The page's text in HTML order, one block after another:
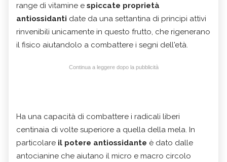
range di vitamine e spiccate proprietà
antiossidanti date da una settantina di principi attivi
rinvenibili unicamente in questo frutto, che rigenerano
il fisico aiutandolo a combattere i segni dell'età.
Continua a leggere dopo la pubblicità
Ha una capacità di combattere i radicali liberi
centinaia di volte superiore a quella della mela. In
particolare il potere antiossidante è dato dalle
antocianine che aiutano il micro e macro circolo